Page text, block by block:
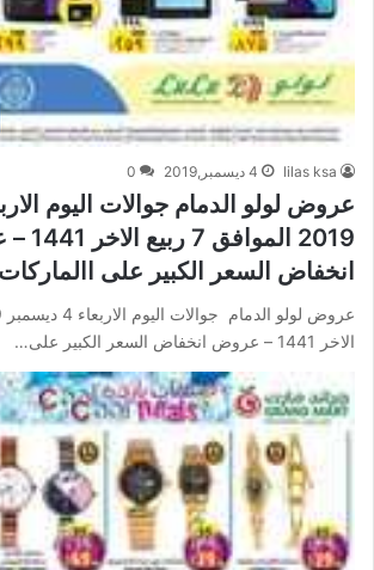
lilas ksa 4 ديسمبر,2019 0
2019
انخفاض السعر الكبير على االماركات
الاخر 1441 – عروض انخفاض السعر الكبير على…